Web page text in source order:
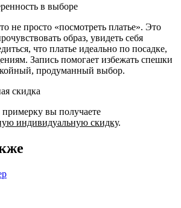
в выборе
не просто «посмотреть платье». Это
образ, увидеть себя
что платье идеально по посадке,
Запись помогает избежать спешки
продуманный выбор.
скидка
вы получаете
индивидуальную скидку.